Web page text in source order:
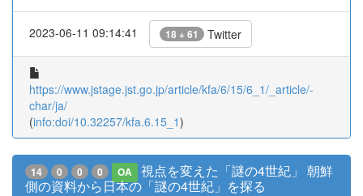
2023-06-11 09:14:41 18 + 61 Twitter
https://www.jstage.jst.go.jp/article/kfa/6/15/6_1/_article/-
char/ja/
(info:doi/10.32257/kfa.6.15_1)
14 0 0 0 OA
視点を変えた「謎の4世紀」 朝鮮
側の資料から日本の「謎の4世紀」を探る